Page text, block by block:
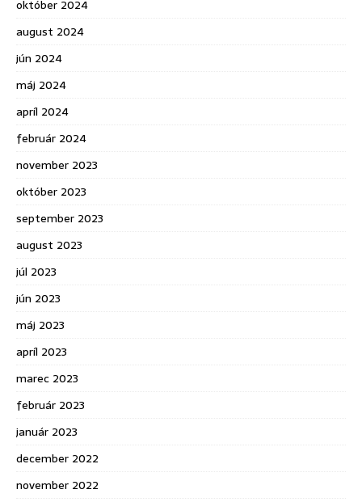
október 2024
august 2024
jún 2024
máj 2024
apríl 2024
február 2024
november 2023
október 2023
september 2023
august 2023
júl 2023
jún 2023
máj 2023
apríl 2023
marec 2023
február 2023
január 2023
december 2022
november 2022